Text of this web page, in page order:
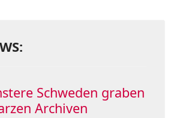
Schweden graben
Archiven